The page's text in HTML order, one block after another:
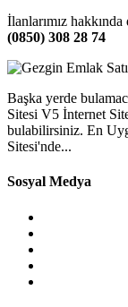
İlanlarımız
(0850) 308 28 74
Başka yerde
Sitesi V5 İnternet
bulabilirsiniz. En
Sitesi'nde...
Sosyal Medya